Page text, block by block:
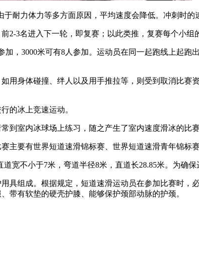
耐力体力等多方面原因，平均速度会降低。冲刺时的
2-3名进入下一轮，即复赛；以此类推，复赛每个小组
加，3000米可有8人参加。运动员在同一起跑线上起
用身体碰撞、绊人以及用手推拉等，则受到取消比
的冰上竞速运动。
到室内冰球场上练习，随之产生了室内速度滑冰的比赛
主要有世界短道速滑锦标赛、世界短道速滑青年锦标赛
宽不小于7米，弯道半径8米，直道长28.85米。为确
具组成。根据规定，短道速滑运动员在参加比赛时
带有软垫的硬壳护膝、能够保护颈部动脉的护颈。